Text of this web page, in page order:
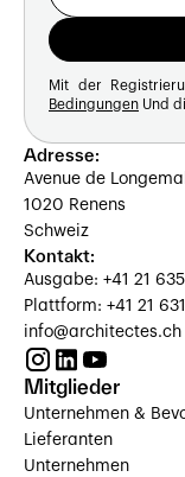
Mit der
Bedingungen Und
Adresse:
Avenue de
1020 Renens
Schweiz
Kontakt:
Ausgabe: +41 21
Plattform: +41 21
info@architectes.ch
Mitglieder
Unternehmen &
Lieferanten
Unternehmen